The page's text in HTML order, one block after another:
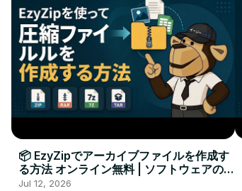
📦 EzyZipでアーカイブファイルを作成す
る方法 オンライン無料 | ソフトウェアのイ
ンストール不要
Jul 12, 2026